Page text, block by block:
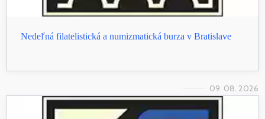
Nedeľná filatelistická a numizmatická burza v Bratislave
09. 08. 2026